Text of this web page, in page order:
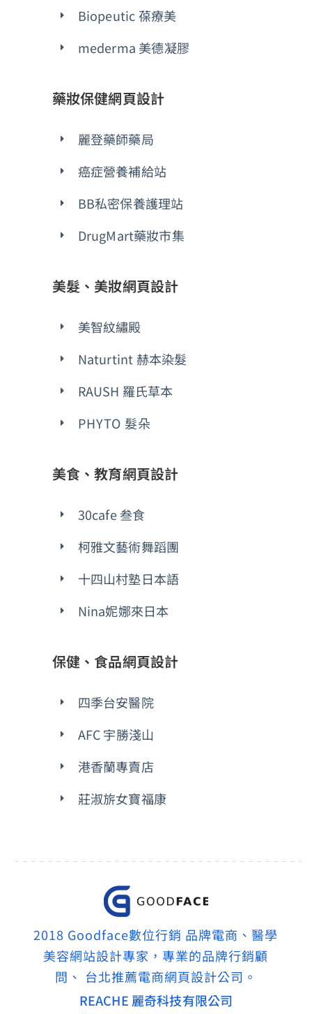
Biopeutic 葆療美
mederma 美德凝膠
藥妝保健網頁設計
麗登藥師藥局
癌症營養補給站
BB私密保養護理站
DrugMart藥妝市集
美髮、美妝網頁設計
美智紋繡殿
Naturtint 赫本染髮
RAUSH 羅氏草本
PHYTO 髮朵
美食、教育網頁設計
30cafe 叁食
柯雅文藝術舞蹈團
十四山村塾日本語
Nina妮娜來日本
保健、食品網頁設計
四季台安醫院
AFC 宇勝淺山
港香蘭專賣店
莊淑旂女寶福康
2018 Goodface數位行銷 品牌電商、醫學
美容網站設計專家，專業的品牌行銷顧
問、 台北推薦電商網頁設計公司。
REACHE 麗奇科技有限公司